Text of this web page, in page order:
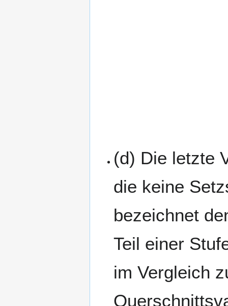
(d) Die letzte
die keine
bezeichnet
Teil einer
im Vergleich